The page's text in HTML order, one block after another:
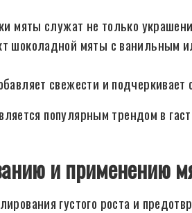
мяты служат не только
шоколадной мяты с ванильным
свежести и подчеркивает
популярным трендом в
и применению
густого роста и